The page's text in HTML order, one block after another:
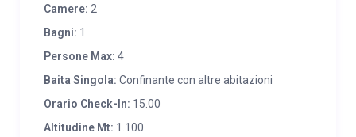
completo di biancheria, seggiolina da tavola, in baita
disponiamo di alcuni giochi di legno e di società. A 5
min. di macchina dalla baita c’è il paese di Centa
S.Nicolò che offre un piccolo ma fornito
supermercato, una pizzeria, l’ufficio postale e
Camere: 2
Bagni: 1
Persone Max: 4
Baita Singola: Confinante con altre abitazioni
Orario Check-In: 15.00
Altitudine Mt: 1.100